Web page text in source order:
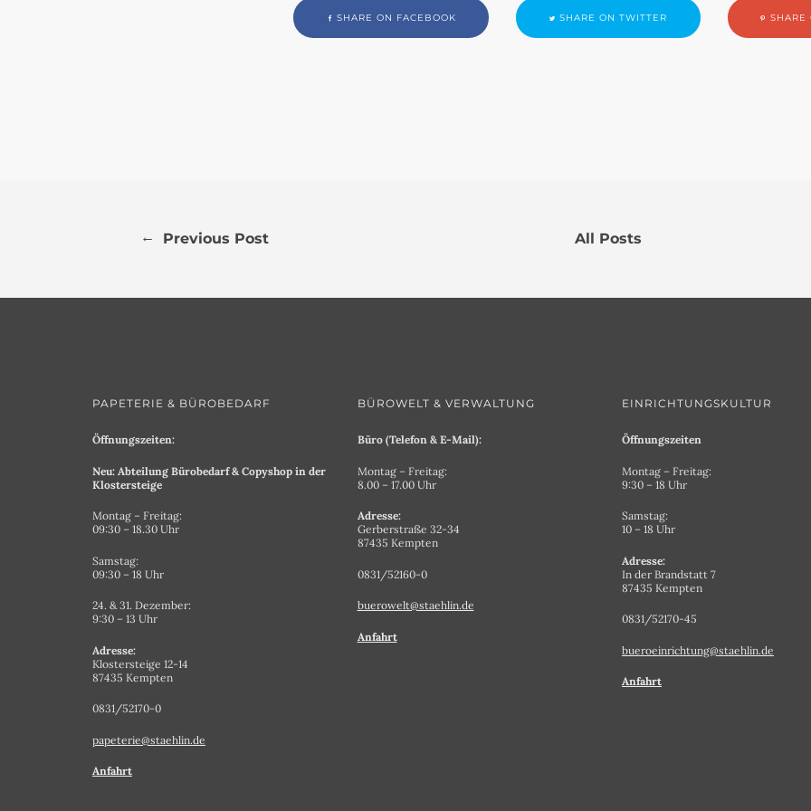
SHARE ON FACEBOOK SHARE ON TWITTER SHARE
← Previous Post All Posts
PAPETERIE & BÜROBEDARF
Öffnungszeiten:
Neu: Abteilung Bürobedarf & Copyshop in der
Klostersteige
Montag – Freitag:
09:30 – 18.30 Uhr
Samstag:
09:30 – 18 Uhr
24. & 31. Dezember:
9:30 – 13 Uhr
Adresse:
Klostersteige 12-14
87435 Kempten
0831/52170-0
papeterie@staehlin.de
Anfahrt
BÜROWELT & VERWALTUNG
Büro (Telefon & E-Mail):
Montag – Freitag:
8.00 – 17.00 Uhr
Adresse:
Gerberstraße 32-34
87435 Kempten
0831/52160-0
buerowelt@staehlin.de
Anfahrt
EINRICHTUNGSKULTUR
Öffnungszeiten
Montag – Freitag:
9:30 – 18 Uhr
Samstag:
10 – 18 Uhr
Adresse:
In der Brandstatt 7
87435 Kempten
0831/52170-45
bueroeinrichtung@staehlin.de
Anfahrt